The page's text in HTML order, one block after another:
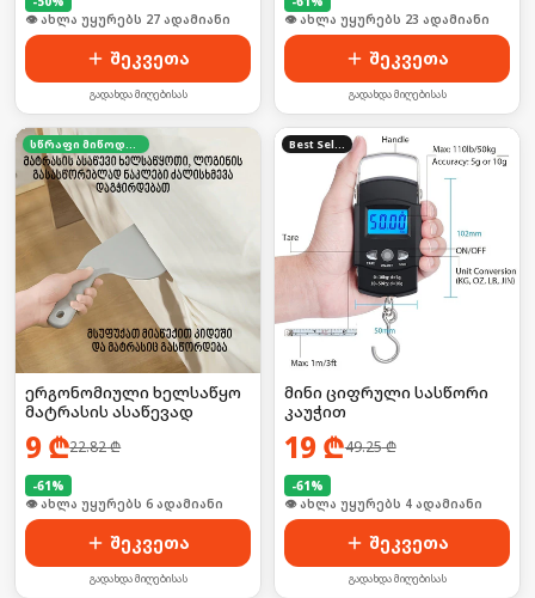
🛒 ბოლო 24სთ-ში იყიდა 42-მა
შეკვეთა
გადახდა მიღებისას
🛒 ბოლო 24სთ-ში იყიდა 30-მა
შეკვეთა
გადახდა მიღებისას
სწრაფი მიწოდება
ერგონომიული ხელსაწყო
მატრასის ასაწევად
9 ₾22.82₾
-61%
🛒 ბოლო 24სთ-ში იყიდა 13-მა
შეკვეთა
გადახდა მიღებისას
Best Seller
მინი ციფრული სასწორი
კაუჭით
19 ₾49.25₾
-61%
🛒 ბოლო 24სთ-ში იყიდა 5-მა
შეკვეთა
გადახდა მიღებისას